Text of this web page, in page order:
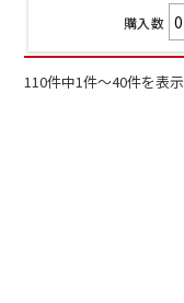
購入数
110件中1件～40件を表示